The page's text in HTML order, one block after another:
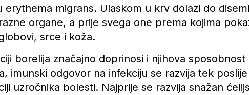
erythema migrans. Ulaskom u krv dolazi do
organe, a prije svega one prema kojima
srce i koža.
borelija značajno doprinosi i njihova
imunski odgovor na infekciju se razvija tek
uzročnika bolesti. Najprije se razvija snažan